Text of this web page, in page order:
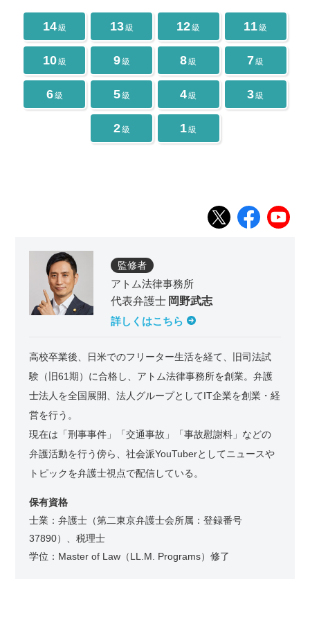
14級 13級 12級 11級
10級 9級 8級 7級
6級 5級 4級 3級
2級 1級
監修者
アトム法律事務所
代表弁護士 岡野武志
詳しくはこちら
高校卒業後、日米でのフリーター生活を経て、旧司法試
験（旧61期）に合格し、アトム法律事務所を創業。弁護
士法人を全国展開、法人グループとしてIT企業を創業・経
営を行う。
現在は「刑事事件」「交通事故」「事故慰謝料」などの
弁護活動を行う傍ら、社会派YouTuberとしてニュースや
トピックを弁護士視点で配信している。
保有資格
士業：弁護士（第二東京弁護士会所属：登録番号
37890）、税理士
学位：Master of Law（LL.M. Programs）修了